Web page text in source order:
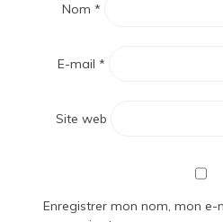
Nom *
E-mail *
Site web
Enregistrer mon nom, mon